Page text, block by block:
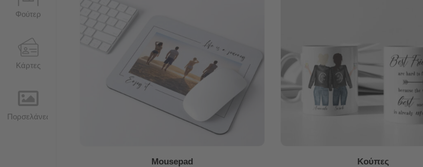
Φούτερ
Κάρτες
Πορσελάνες
Mousepad Κούπες